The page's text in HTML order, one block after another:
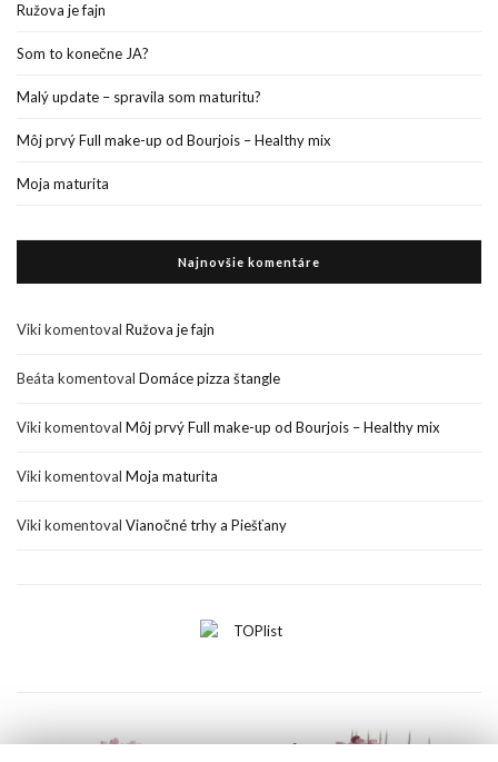
Ružova je fajn
Som to konečne JA?
Malý update – spravila som maturitu?
Môj prvý Full make-up od Bourjois – Healthy mix
Moja maturita
Najnovšie komentáre
Vikikomentoval Ružova je fajn
Beáta komentoval Domáce pizza štangle
Vikikomentoval Môj prvý Full make-up od Bourjois – Healthy mix
Vikikomentoval Moja maturita
Vikikomentoval Vianočné trhy a Piešťany